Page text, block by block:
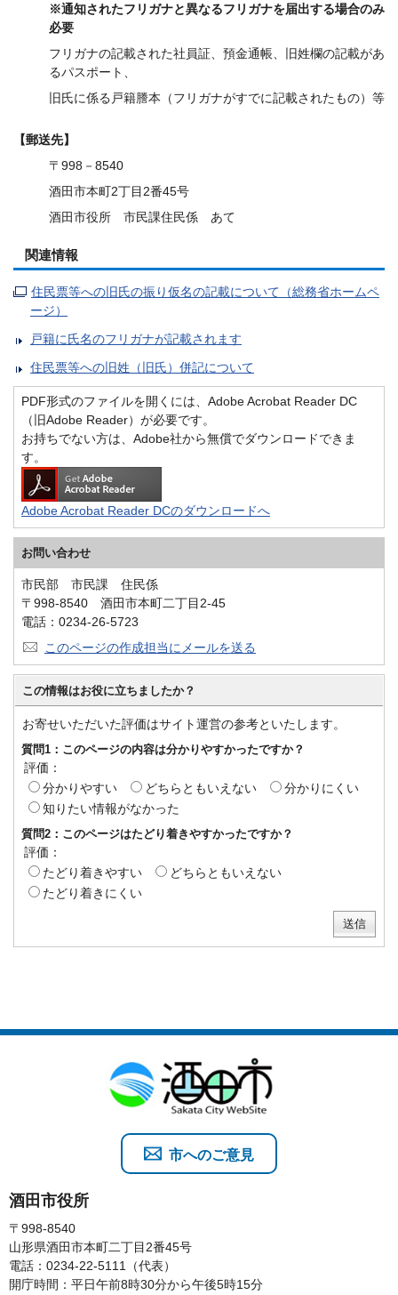
※通知されたフリガナと異なるフリガナを届出する場合のみ
必要
フリガナの記載された社員証、預金通帳、旧姓欄の記載があ
るパスポート、
旧氏に係る戸籍謄本（フリガナがすでに記載されたもの）等
【郵送先】
〒998－8540
酒田市本町2丁目2番45号
酒田市役所 市民課住民係 あて
関連情報
住民票等への旧氏の振り仮名の記載について（総務省ホームペ
ージ）
戸籍に氏名のフリガナが記載されます
住民票等への旧姓（旧氏）併記について
PDF形式のファイルを開くには、Adobe Acrobat Reader DC
（旧Adobe Reader）が必要です。
お持ちでない方は、Adobe社から無償でダウンロードできま
す。
Adobe Acrobat Reader DCのダウンロードへ
お問い合わせ
市民部 市民課 住民係
〒998-8540 酒田市本町二丁目2-45
電話：0234-26-5723
このページの作成担当にメールを送る
この情報はお役に立ちましたか？
お寄せいただいた評価はサイト運営の参考といたします。
質問1：このページの内容は分かりやすかったですか？
評価：
分かりやすい
どちらともいえない
分かりにくい
知りたい情報がなかった
質問2：このページはたどり着きやすかったですか？
評価：
たどり着きやすい
どちらともいえない
たどり着きにくい
酒田市役所
〒998-8540
山形県酒田市本町二丁目2番45号
電話：0234-22-5111（代表）
開庁時間：平日午前8時30分から午後5時15分
市へのご意見